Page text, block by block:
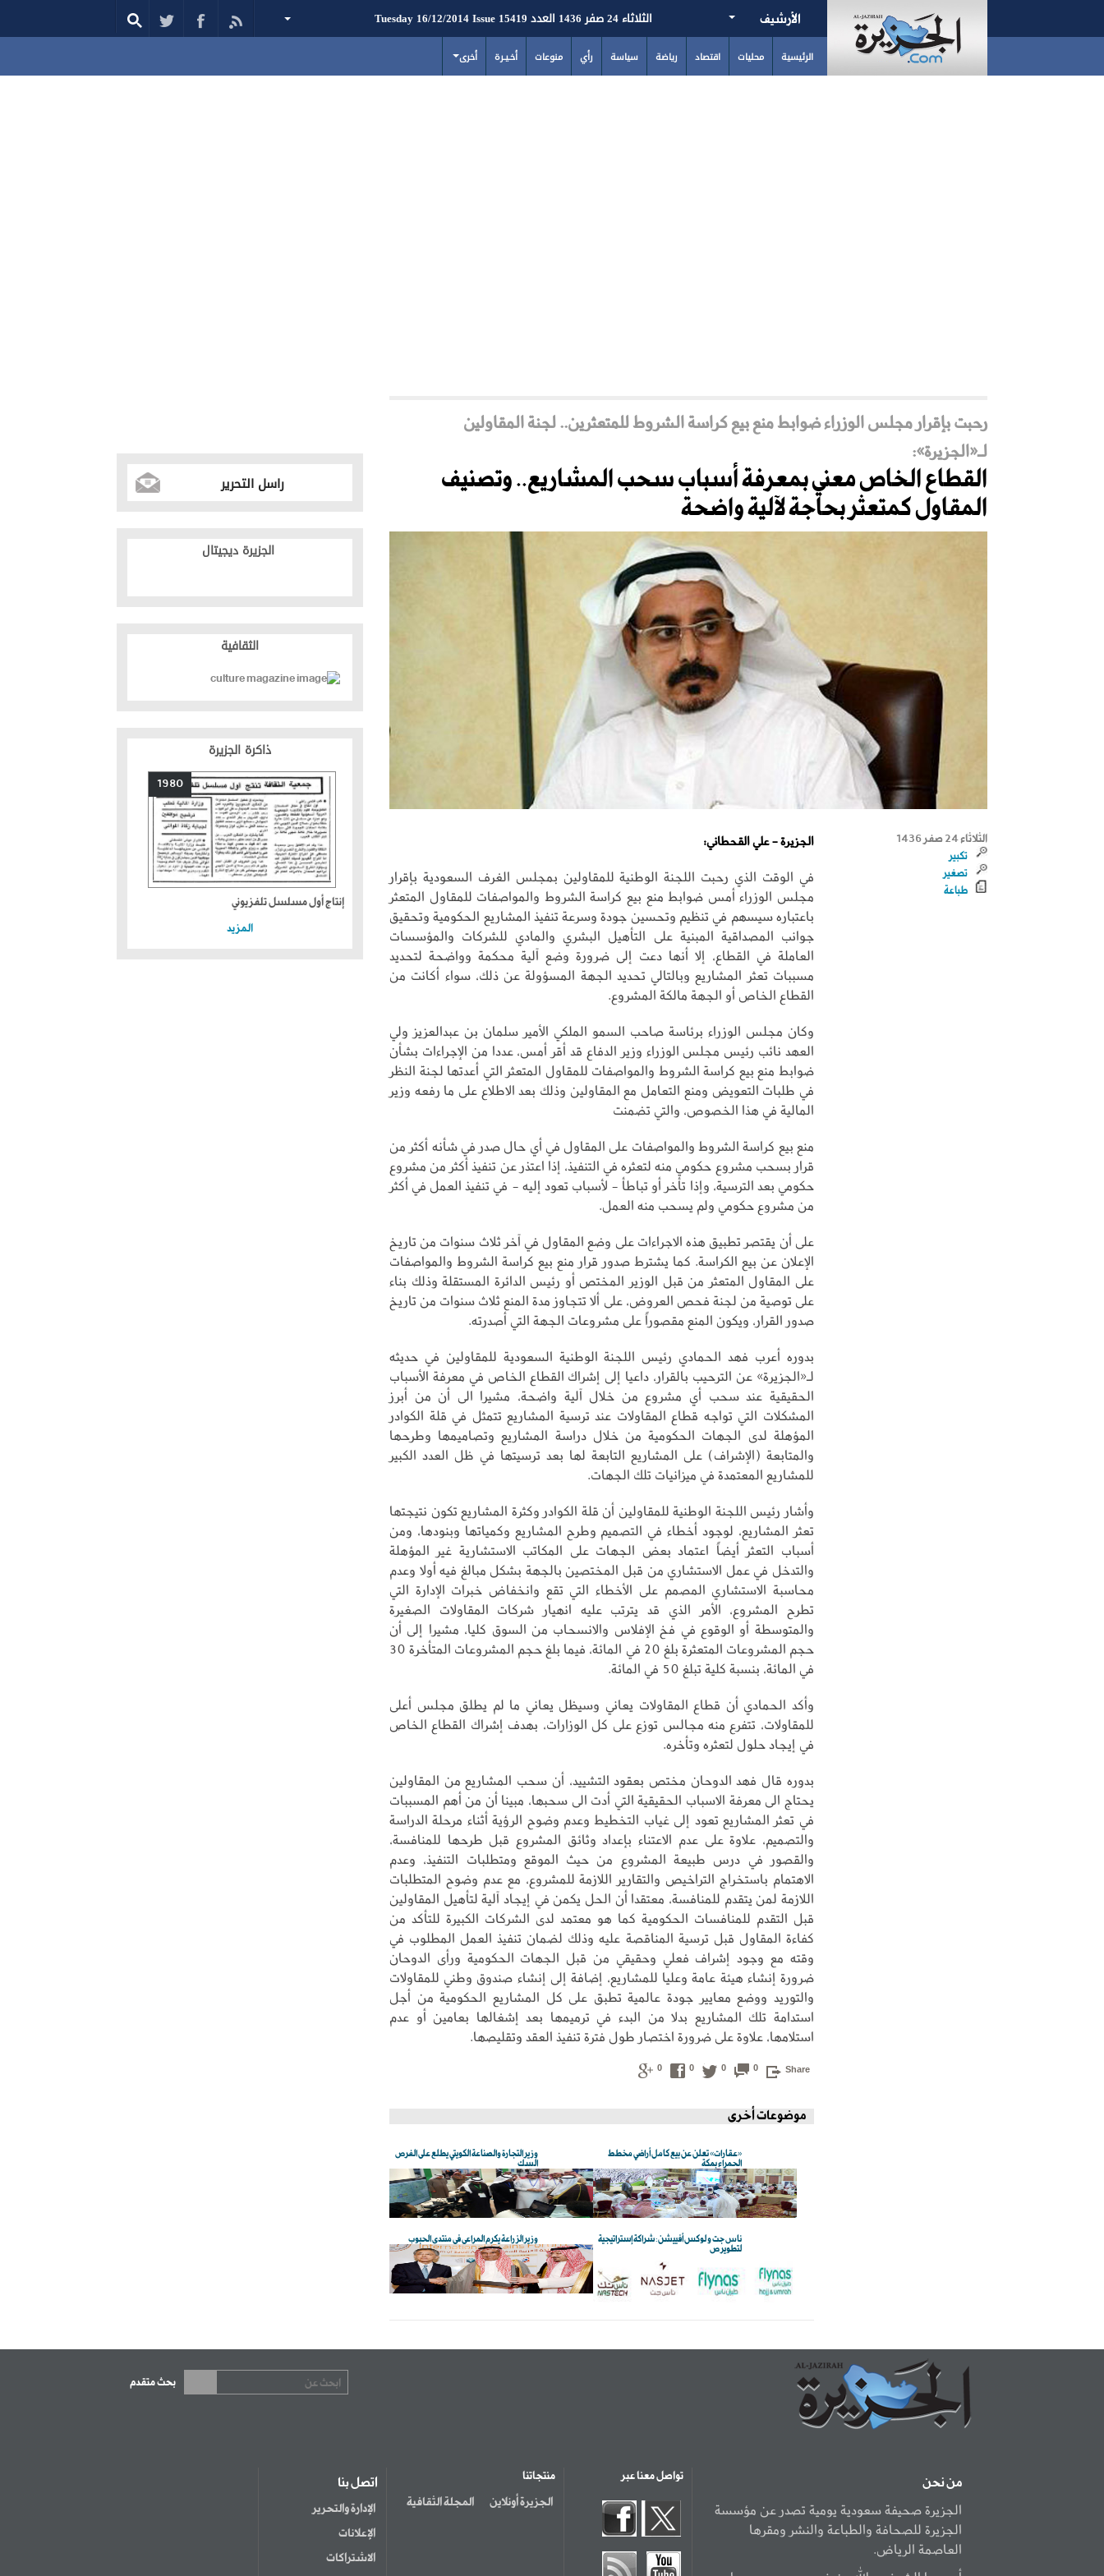
الثلاثاء 24 صفر 1436 العدد 15419 Tuesday 16/12/2014 Issue الأرشيف
أخرى أخـيـرة منوعات رأي سياسة رياضة اقتصاد محليات الرئيسية
رحبت بإقرار مجلس الوزراء ضوابط منع بيع كراسة الشروط للمتعثرين.. لجنة المقاولين
لـ«الجزيرة»:
القطاع الخاص معني بمعرفة أسباب سحب المشاريع.. وتصنيف
المقاول كمتعثر بحاجة لآلية واضحة
الثلاثاء 24 صفر 1436
تكبير
تصغير
طباعة
الجزيرة - علي القحطاني:
في الوقت الذي رحبت اللجنة الوطنية للمقاولين بمجلس الغرف السعودية بإقرار
مجلس الوزراء أمس ضوابط منع بيع كراسة الشروط والمواصفات للمقاول المتعثر
باعتباره سيسهم في تنظيم وتحسين جودة وسرعة تنفيذ المشاريع الحكومية وتحقيق
جوانب المصداقية المبنية على التأهيل البشري والمادي للشركات والمؤسسات
العاملة في القطاع، إلا أنها دعت إلى ضرورة وضع آلية محكمة وواضحة لتحديد
مسببات تعثر المشاريع وبالتالي تحديد الجهة المسؤولة عن ذلك، سواء أكانت من
القطاع الخاص أو الجهة مالكة المشروع.
وكان مجلس الوزراء برئاسة صاحب السمو الملكي الأمير سلمان بن عبدالعزيز ولي
العهد نائب رئيس مجلس الوزراء وزير الدفاع قد أقر أمس، عددا من الإجراءات بشأن
ضوابط منع بيع كراسة الشروط والمواصفات للمقاول المتعثر التي أعدتها لجنة النظر
في طلبات التعويض ومنع التعامل مع المقاولين وذلك بعد الاطلاع على ما رفعه وزير
المالية في هذا الخصوص، والتي تضمنت
منع بيع كراسة الشروط والمواصفات على المقاول في أي حال صدر في شأنه أكثر من
قرار بسحب مشروع حكومي منه لتعثره في التنفيذ، إذا اعتذر عن تنفيذ أكثر من مشروع
حكومي بعد الترسية، وإذا تأخر أو تباطأ - لأسباب تعود إليه - في تنفيذ العمل في أكثر
من مشروع حكومي ولم يسحب منه العمل.
على أن يقتصر تطبيق هذه الاجراءات على وضع المقاول في آخر ثلاث سنوات من تاريخ
الإعلان عن بيع الكراسة. كما يشترط صدور قرار منع بيع كراسة الشروط والمواصفات
على المقاول المتعثر من قبل الوزير المختص أو رئيس الدائرة المستقلة وذلك بناء
على توصية من لجنة فحص العروض، على ألا تتجاوز مدة المنع ثلاث سنوات من تاريخ
صدور القرار، ويكون المنع مقصوراً على مشروعات الجهة التي أصدرته.
بدوره أعرب فهد الحمادي رئيس اللجنة الوطنية السعودية للمقاولين في حديثه
لـ«الجزيرة» عن الترحيب بالقرار، داعيا إلى إشراك القطاع الخاص في معرفة الأسباب
الحقيقية عند سحب أي مشروع من خلال آلية واضحة، مشيرا الى أن من أبرز
المشكلات التي تواجه قطاع المقاولات عند ترسية المشاريع تتمثل في قلة الكوادر
المؤهلة لدى الجهات الحكومية من خلال دراسة المشاريع وتصاميمها وطرحها
والمتابعة (الإشراف) على المشاريع التابعة لها بعد ترسيتها في ظل العدد الكبير
للمشاريع المعتمدة في ميزانيات تلك الجهات.
وأشار رئيس اللجنة الوطنية للمقاولين أن قلة الكوادر وكثرة المشاريع تكون نتيجتها
تعثر المشاريع، لوجود أخطاء في التصميم وطرح المشاريع وكمياتها وبنودها، ومن
أسباب التعثر أيضاً اعتماد بعض الجهات على المكاتب الاستشارية غير المؤهلة
والتدخل في عمل الاستشاري من قبل المختصين بالجهة بشكل مبالغ فيه أولا وعدم
محاسبة الاستشاري المصمم على الأخطاء التي تقع وانخفاض خبرات الإدارة التي
تطرح المشروع، الأمر الذي قد يترتب عليه انهيار شركات المقاولات الصغيرة
والمتوسطة أو الوقوع في فخ الإفلاس والانسحاب من السوق كليا، مشيرا إلى أن
حجم المشروعات المتعثرة بلغ 20 في المائة، فيما بلغ حجم المشروعات المتأخرة 30
في المائة، بنسبة كلية تبلغ 50 في المائة.
وأكد الحمادي أن قطاع المقاولات يعاني وسيظل يعاني ما لم يطلق مجلس أعلى
للمقاولات، تتفرع منه مجالس توزع على كل الوزارات، بهدف إشراك القطاع الخاص
في إيجاد حلول لتعثره وتأخره.
بدوره قال فهد الدوحان مختص بعقود التشييد، أن سحب المشاريع من المقاولين
يحتاج الى معرفة الاسباب الحقيقية التي أدت الى سحبها، مبينا أن من أهم المسببات
في تعثر المشاريع تعود إلى غياب التخطيط وعدم وضوح الرؤية أثناء مرحلة الدراسة
والتصميم، علاوة على عدم الاعتناء بإعداد وثائق المشروع قبل طرحها للمنافسة،
والقصور في درس طبيعة المشروع من حيث الموقع ومتطلبات التنفيذ، وعدم
الاهتمام باستخراج التراخيص والتقارير اللازمة للمشروع، مع عدم وضوح المتطلبات
اللازمة لمن يتقدم للمنافسة، معتقدا أن الحل يكمن في إيجاد آلية لتأهيل المقاولين
قبل التقدم للمنافسات الحكومية كما هو معتمد لدى الشركات الكبيرة للتأكد من
كفاءة المقاول قبل ترسية المناقصة عليه وذلك لضمان تنفيذ العمل المطلوب في
وقته مع وجود إشراف فعلي وحقيقي من قبل الجهات الحكومية ورأى الدوحان
ضرورة إنشاء هيئة عامة وعليا للمشاريع، إضافة إلى إنشاء صندوق وطني للمقاولات
والتوريد ووضع معايير جودة عالمية تطبق على كل المشاريع الحكومية من أجل
استدامة تلك المشاريع بدلا من البدء في ترميمها بعد إشغالها بعامين أو عدم
استلامها، علاوة على ضرورة اختصار طول فترة تنفيذ العقد وتقليصها.
Share
0
0
0
0
موضوعات أخرى
وزير التجارة والصناعة الكويتي يطلع على الفرص
السك
«عقارات» تعلن عن بيع كامل أراضي مخطط
الحمراء بمكة
وزير الزراعة يكرم المراعي في منتدى الحبوب
ناس جت و لوكس أفييشن: شراكة إستراتيجية
لتطوير ص
راسل التحرير
الجزيرة ديجيتال
الثقافية
ذاكرة الجزيرة
1980
إنتاج أول مسلسل تلفزيوني
المزيد
بحث متقدم
من نحن
الجزيرة صحيفة سعودية يومية تصدر عن مؤسسة
الجزيرة للصحافة والطباعة والنشر ومقرها
العاصمة الرياض.
تواصل معنا عبر منتجاتنا
الجزيرة أونلاين المجلة الثقافية
اتصل بنا
الإدارة والتحرير
الإعلانات
الاشتراكات